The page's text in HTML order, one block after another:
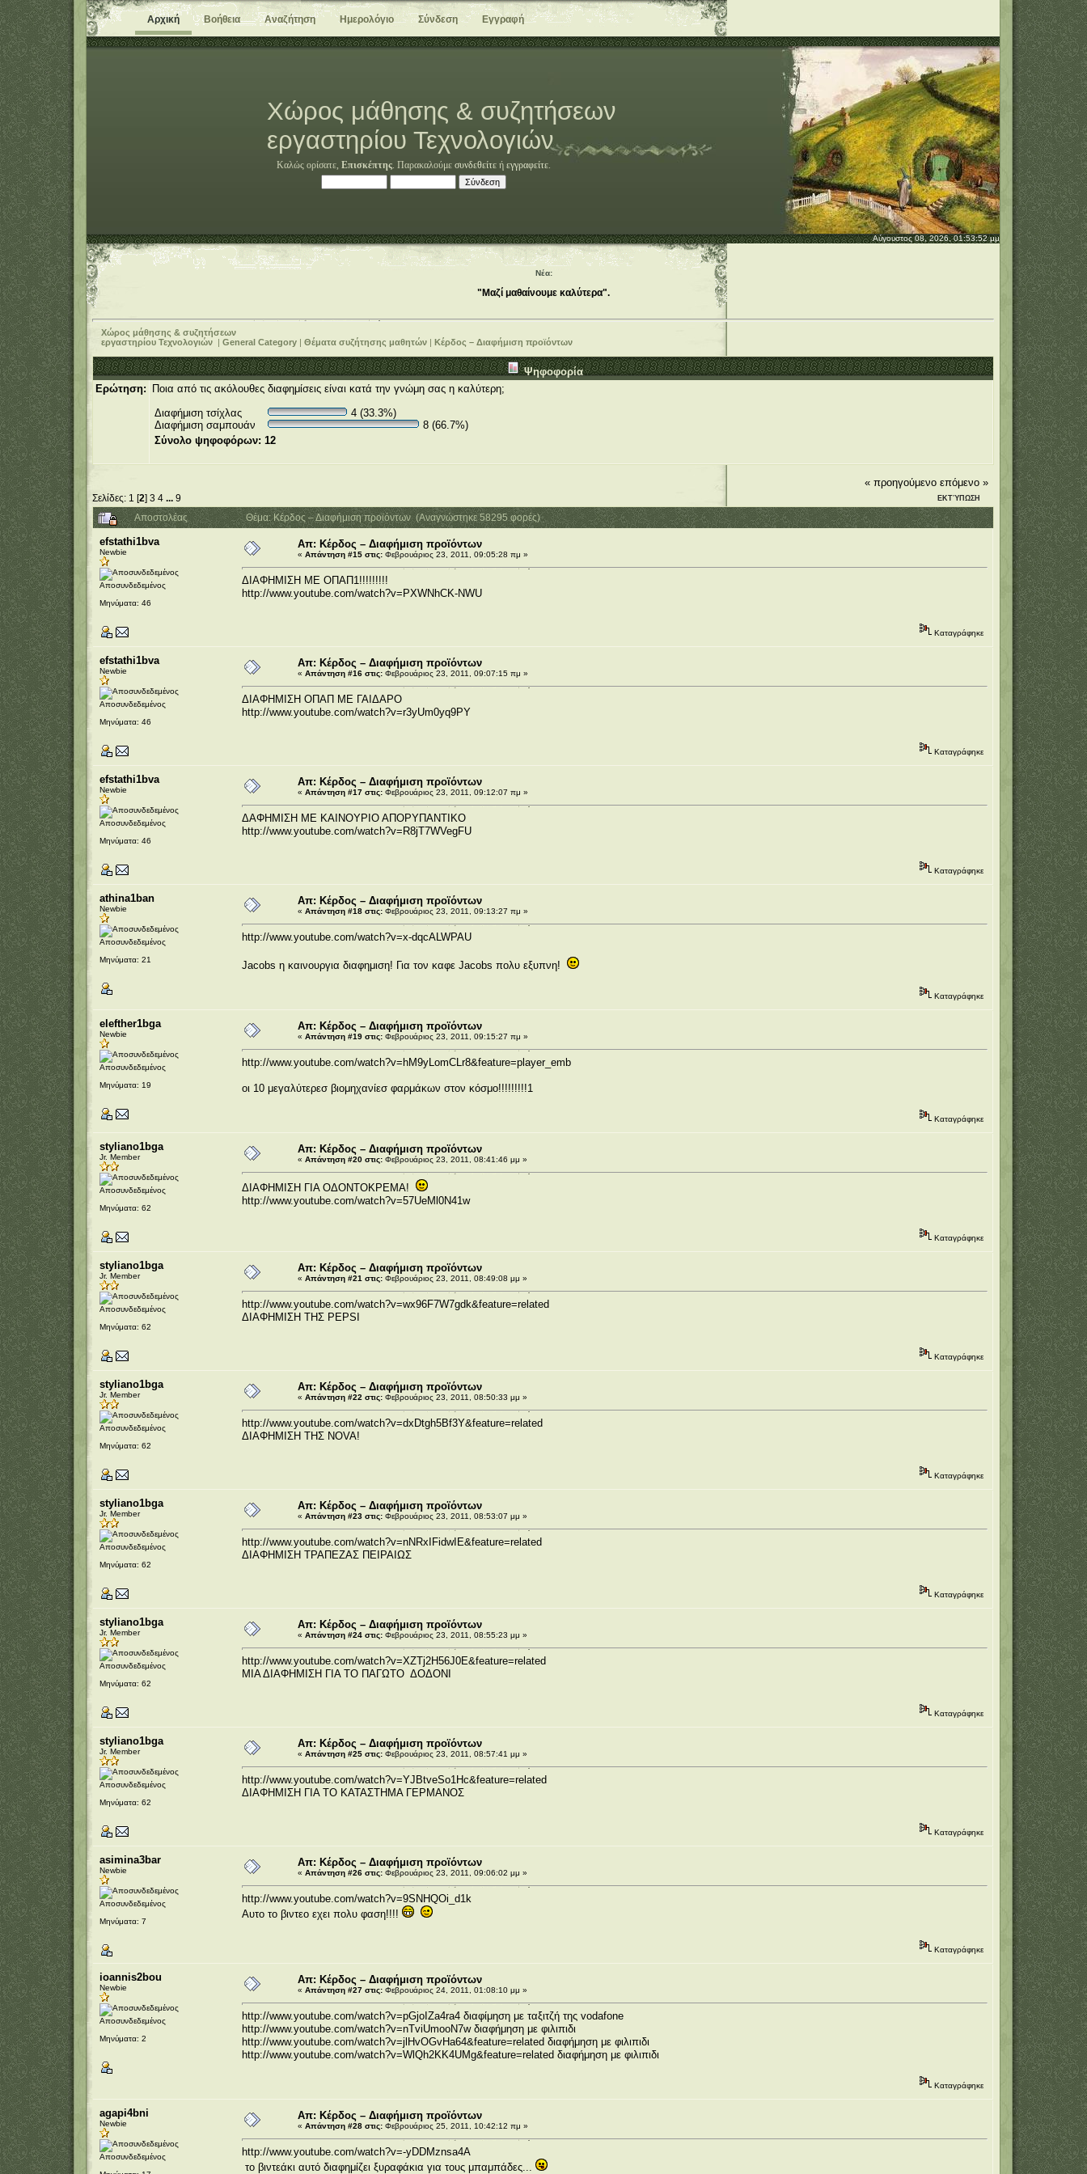
Αρχική Βοήθεια Αναζήτηση Ημερολόγιο Σύνδεση Εγγραφή
Χώρος μάθησης & συζητήσεων
εργαστηρίου Τεχνολογιών
Καλώς ορίσατε, Επισκέπτης. Παρακαλούμε συνδεθείτε ή εγγραφείτε.
Αύγουστος 08, 2026, 01:53:52 μμ
Νέα:
"Μαζί μαθαίνουμε καλύτερα".
Χώρος μάθησης & συζητήσεων
εργαστηρίου Τεχνολογιών |General Category |Θέματα συζήτησης μαθητών |Κέρδος – Διαφήμιση προϊόντων
Ψηφοφορία
Ερώτηση:
Ποια από τις ακόλουθες διαφημίσεις είναι κατά την γνώμη σας η καλύτερη;
Διαφήμιση τσίχλας
4 (33.3%)
Διαφήμιση σαμπουάν
8 (66.7%)
Σύνολο ψηφοφόρων: 12
Σελίδες: 1 [2] 3 4 ... 9
« προηγούμενο επόμενο »
ΕΚΤΎΠΩΣΗ
Αποστολέας Θέμα: Κέρδος – Διαφήμιση προϊόντων (Αναγνώστηκε 58295 φορές)
efstathi1bva
Newbie
Αποσυνδεδεμένος
Μηνύματα: 46
Απ: Κέρδος – Διαφήμιση προϊόντων
« Απάντηση #15 στις:Φεβρουάριος 23, 2011, 09:05:28 πμ »
ΔΙΑΦΗΜΙΣΗ ΜΕ ΟΠΑΠ1!!!!!!!!!
http://www.youtube.com/watch?v=PXWNhCK-NWU
Καταγράφηκε
efstathi1bva
Newbie
Αποσυνδεδεμένος
Μηνύματα: 46
Απ: Κέρδος – Διαφήμιση προϊόντων
« Απάντηση #16 στις:Φεβρουάριος 23, 2011, 09:07:15 πμ »
ΔΙΑΦΗΜΙΣΗ ΟΠΑΠ ΜΕ ΓΑΙΔΑΡΟ
http://www.youtube.com/watch?v=r3yUm0yq9PY
Καταγράφηκε
efstathi1bva
Newbie
Αποσυνδεδεμένος
Μηνύματα: 46
Απ: Κέρδος – Διαφήμιση προϊόντων
« Απάντηση #17 στις:Φεβρουάριος 23, 2011, 09:12:07 πμ »
ΔΑΦΗΜΙΣΗ ΜΕ ΚΑΙΝΟΥΡΙΟ ΑΠΟΡΥΠΑΝΤΙΚΟ
http://www.youtube.com/watch?v=R8jT7WVegFU
Καταγράφηκε
athina1ban
Newbie
Αποσυνδεδεμένος
Μηνύματα: 21
Απ: Κέρδος – Διαφήμιση προϊόντων
« Απάντηση #18 στις:Φεβρουάριος 23, 2011, 09:13:27 πμ »
http://www.youtube.com/watch?v=x-dqcALWPAU
Jacobs η καινουργια διαφημιση! Για τον καφε Jacobs πολυ εξυπνη!
Καταγράφηκε
elefther1bga
Newbie
Αποσυνδεδεμένος
Μηνύματα: 19
Απ: Κέρδος – Διαφήμιση προϊόντων
« Απάντηση #19 στις:Φεβρουάριος 23, 2011, 09:15:27 πμ »
http://www.youtube.com/watch?v=hM9yLomCLr8&feature=player_emb
οι 10 μεγαλύτερεσ βιομηχανίεσ φαρμάκων στον κόσμο!!!!!!!!!1
Καταγράφηκε
styliano1bga
Jr. Member
Αποσυνδεδεμένος
Μηνύματα: 62
Απ: Κέρδος – Διαφήμιση προϊόντων
« Απάντηση #20 στις:Φεβρουάριος 23, 2011, 08:41:46 μμ »
ΔΙΑΦΗΜΙΣΗ ΓΙΑ ΟΔΟΝΤΟΚΡΕΜΑ!
http://www.youtube.com/watch?v=57UeMl0N41w
Καταγράφηκε
styliano1bga
Jr. Member
Αποσυνδεδεμένος
Μηνύματα: 62
Απ: Κέρδος – Διαφήμιση προϊόντων
« Απάντηση #21 στις:Φεβρουάριος 23, 2011, 08:49:08 μμ »
http://www.youtube.com/watch?v=wx96F7W7gdk&feature=related
ΔΙΑΦΗΜΙΣΗ ΤΗΣ PEPSI
Καταγράφηκε
styliano1bga
Jr. Member
Αποσυνδεδεμένος
Μηνύματα: 62
Απ: Κέρδος – Διαφήμιση προϊόντων
« Απάντηση #22 στις:Φεβρουάριος 23, 2011, 08:50:33 μμ »
http://www.youtube.com/watch?v=dxDtgh5Bf3Y&feature=related
ΔΙΑΦΗΜΙΣΗ ΤΗΣ NOVA!
Καταγράφηκε
styliano1bga
Jr. Member
Αποσυνδεδεμένος
Μηνύματα: 62
Απ: Κέρδος – Διαφήμιση προϊόντων
« Απάντηση #23 στις:Φεβρουάριος 23, 2011, 08:53:07 μμ »
http://www.youtube.com/watch?v=nNRxIFidwIE&feature=related
ΔΙΑΦΗΜΙΣΗ ΤΡΑΠΕΖΑΣ ΠΕΙΡΑΙΩΣ
Καταγράφηκε
styliano1bga
Jr. Member
Αποσυνδεδεμένος
Μηνύματα: 62
Απ: Κέρδος – Διαφήμιση προϊόντων
« Απάντηση #24 στις:Φεβρουάριος 23, 2011, 08:55:23 μμ »
http://www.youtube.com/watch?v=XZTj2H56J0E&feature=related
ΜΙΑ ΔΙΑΦΗΜΙΣΗ ΓΙΑ ΤΟ ΠΑΓΩΤΟ ΔΟΔΟΝΙ
Καταγράφηκε
styliano1bga
Jr. Member
Αποσυνδεδεμένος
Μηνύματα: 62
Απ: Κέρδος – Διαφήμιση προϊόντων
« Απάντηση #25 στις:Φεβρουάριος 23, 2011, 08:57:41 μμ »
http://www.youtube.com/watch?v=YJBtveSo1Hc&feature=related
ΔΙΑΦΗΜΙΣΗ ΓΙΑ ΤΟ ΚΑΤΑΣΤΗΜΑ ΓΕΡΜΑΝΟΣ
Καταγράφηκε
asimina3bar
Newbie
Αποσυνδεδεμένος
Μηνύματα: 7
Απ: Κέρδος – Διαφήμιση προϊόντων
« Απάντηση #26 στις:Φεβρουάριος 23, 2011, 09:06:02 μμ »
http://www.youtube.com/watch?v=9SNHQOi_d1k
Αυτο το βιντεο εχει πολυ φαση!!!!
Καταγράφηκε
ioannis2bou
Newbie
Αποσυνδεδεμένος
Μηνύματα: 2
Απ: Κέρδος – Διαφήμιση προϊόντων
« Απάντηση #27 στις:Φεβρουάριος 24, 2011, 01:08:10 μμ »
http://www.youtube.com/watch?v=pGjoIZa4ra4διαφίμηση με ταξιτζή της vodafone
http://www.youtube.com/watch?v=nTviUmooN7wδιαφήμηση με φιλιπιδι
http://www.youtube.com/watch?v=jlHvOGvHa64&feature=related διαφήμηση με φιλιπιδι
http://www.youtube.com/watch?v=WlQh2KK4UMg&feature=related διαφήμηση με φιλιπιδι
Καταγράφηκε
agapi4bni
Newbie
Αποσυνδεδεμένος
Απ: Κέρδος – Διαφήμιση προϊόντων
« Απάντηση #28 στις:Φεβρουάριος 25, 2011, 10:42:12 πμ »
http://www.youtube.com/watch?v=-yDDMznsa4A
το βιντεάκι αυτό διαφημίζει ξυραφάκια για τους μπαμπάδες...